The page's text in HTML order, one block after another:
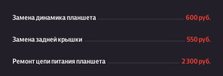
Замена динамика планшета 600 руб.
Замена задней крышки 550 руб.
Ремонт цепи питания планшета 2 300 руб.